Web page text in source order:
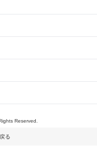
Reserved.
る